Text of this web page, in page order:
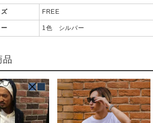
FREE
1色 シルバー
品